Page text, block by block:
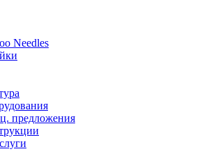
Needles
предложения